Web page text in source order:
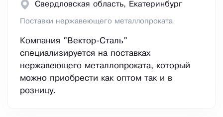
Свердловская область, Екатеринбург
Поставки нержавеющего металлопроката
Компания "Вектор-Сталь"
специализируется на поставках
нержавеющего металлопроката, который
можно приобрести как оптом так и в
розницу.